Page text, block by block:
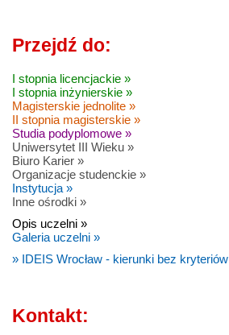
Przejdź do:
I stopnia licencjackie »
I stopnia inżynierskie »
Magisterskie jednolite »
II stopnia magisterskie »
Studia podyplomowe »
Uniwersytet III Wieku »
Biuro Karier »
Organizacje studenckie »
Instytucja »
Inne ośrodki »
Opis uczelni »
Galeria uczelni »
» IDEIS Wrocław - kierunki bez kryteriów
Kontakt: